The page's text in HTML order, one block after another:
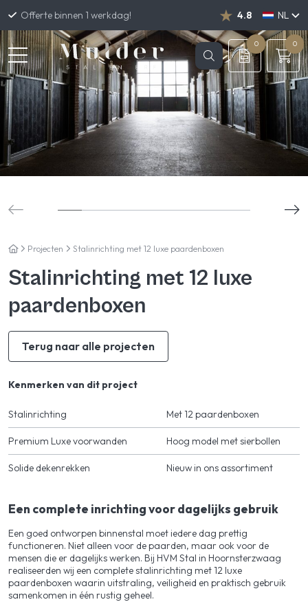
Offerte binnen 1 werkdag! 4.8
NL
DE
EN
0 0
Projecten Stalinrichting met 12 luxe paardenboxen
Stalinrichting met 12 luxe
paardenboxen
Terug naar alle projecten
Kenmerken van dit project
Stalinrichting Met 12 paardenboxen
Premium Luxe voorwanden Hoog model met sierbollen
Solide dekenrekken Nieuw in ons assortiment
Een complete inrichting voor dagelijks gebruik
Een goed ontworpen binnenstal moet iedere dag prettig
functioneren. Niet alleen voor de paarden, maar ook voor de
mensen die er dagelijks werken. Bij HVM Stal in Hoornsterzwaag
realiseerden wij een complete stalinrichting met 12 luxe
paardenboxen waarin uitstraling, veiligheid en praktisch gebruik
samenkomen in één rustig geheel.